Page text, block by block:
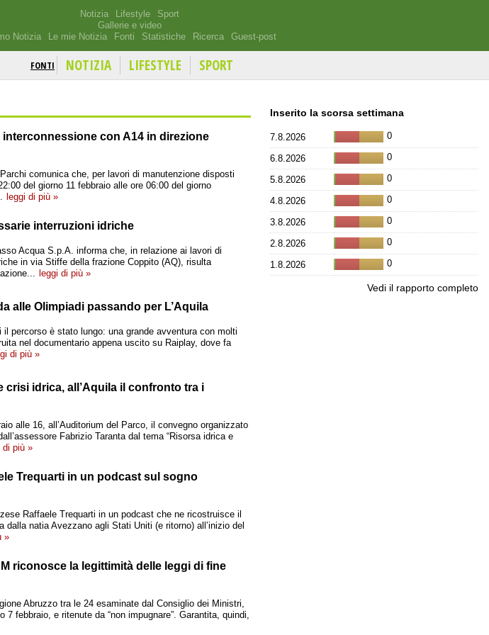
Notizia Lifestyle
Sport
Gallerie e video
Notizia
Le mie Notizia Fonti Statistiche Ricerca Guest-post
FONTI NOTIZIA LIFESTYLE SPORT
con A14 in direzione
comunica che, per lavori di manutenzione disposti
del giorno 11 febbraio alle ore 06:00 del giorno
leggi di più »
interruzioni idriche
Acqua S.p.A. informa che, in relazione ai lavori di
in via Stiffe della frazione Coppito (AQ), risulta
leggi di più »
alle Olimpiadi passando per L’Aquila
il percorso è stato lungo: una grande avventura con molti
nel documentario appena uscito su Raiplay, dove fa
di più »
crisi idrica, all’Aquila il confronto tra i
alle 16, all’Auditorium del Parco, il convegno organizzato
Fabrizio Taranta dal tema “Risorsa idrica e
di più »
Trequarti in un podcast sul sogno
Raffaele Trequarti in un podcast che ne ricostruisce il
dalla natia Avezzano agli Stati Uniti (e ritorno) all’inizio del
»
riconosce la legittimità delle leggi di fine
Abruzzo tra le 24 esaminate dal Consiglio dei Ministri,
7 febbraio, e ritenute da “non impugnare”. Garantita, quindi,
Inserito la scorsa settimana
7.8.2026 0
6.8.2026 0
5.8.2026 0
4.8.2026 0
3.8.2026 0
2.8.2026 0
1.8.2026 0
Vedi il rapporto completo